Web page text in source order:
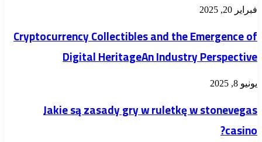
فبراير 20, 2025
Cryptocurrency Collectibles and the Emergence of
Digital HeritageAn Industry Perspective
يونيو 8, 2025
Jakie są zasady gry w ruletkę w stonevegas
casino?